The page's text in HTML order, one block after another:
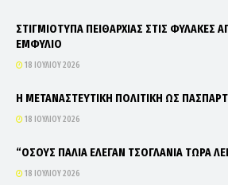
ΣΤΙΓΜΙΟΤΥΠΑ ΠΕΙΘΑΡΧΙΑΣ ΣΤΙΣ
ΕΜΦΥΛΙΟ
18 ΙΟΥΛΊΟΥ 2026
Η ΜΕΤΑΝΑΣΤΕΥΤΙΚΗ ΠΟΛΙΤΙΚΗ ΩΣ
18 ΙΟΥΛΊΟΥ 2026
“ΟΣΟΥΣ ΠΑΛΙΑ ΕΛΕΓΑΝ ΤΣΟΓΛΑΝΙΑ ΤΩΡΑ
18 ΙΟΥΛΊΟΥ 2026